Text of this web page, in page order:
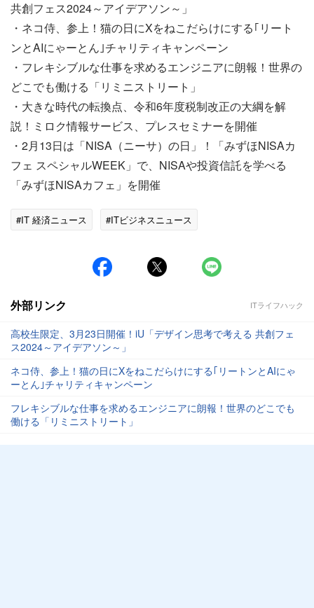
共創フェス2024～アイデアソン～」
・ネコ侍、参上！猫の日にXをねこだらけにする｢リート
ンとAIにゃーとん｣チャリティキャンペーン
・フレキシブルな仕事を求めるエンジニアに朗報！世界の
どこでも働ける「リミニストリート」
・大きな時代の転換点、令和6年度税制改正の大綱を解
説！ミロク情報サービス、プレスセミナーを開催
・2月13日は「NISA（ニーサ）の日」！「みずほNISAカ
フェ スペシャルWEEK」で、NISAや投資信託を学べる
「みずほNISAカフェ」を開催
#IT 経済ニュース #ITビジネスニュース
外部リンク ITライフハック
高校生限定、3月23日開催！iU「デザイン思考で考える 共創フェ
ス2024～アイデアソン～」
ネコ侍、参上！猫の日にXをねこだらけにする｢リートンとAIにゃ
ーとん｣チャリティキャンペーン
フレキシブルな仕事を求めるエンジニアに朗報！世界のどこでも
働ける「リミニストリート」